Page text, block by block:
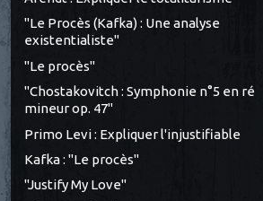
"Le Procès (Kafka) : Une analyse
existentialiste"
"Le procès"
"Chostakovitch : Symphonie n°5 en ré
mineur op. 47"
Primo Levi : Expliquer l'injustifiable
Kafka : "Le procès"
"Justify My Love"